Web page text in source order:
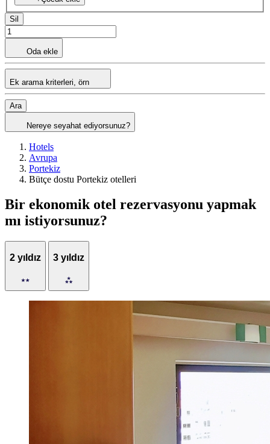
Sil
Oda ekle
Ek arama kriterleri, örn
Ara
Nereye seyahat ediyorsunuz?
Hotels
Avrupa
Portekiz
Bütçe dostu Portekiz otelleri
Bir ekonomik otel rezervasyonu yapmak
mı istiyorsunuz?
2 yıldız 3 yıldız